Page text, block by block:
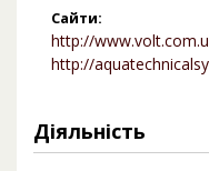
Сайти:
http://
http://
Діяльність